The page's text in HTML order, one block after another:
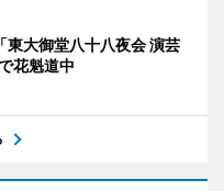
東大御堂八十八夜会 演芸
花魁道中